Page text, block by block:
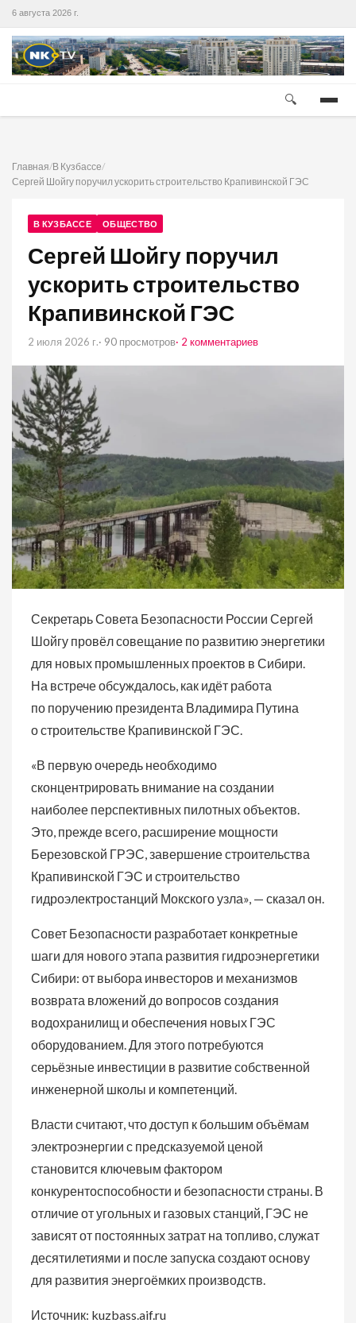
6 августа 2026 г.
🔍
Главная/В Кузбассе/
Сергей Шойгу поручил ускорить строительство Крапивинской ГЭС
В КУЗБАССЕ ОБЩЕСТВО
Сергей Шойгу поручил
ускорить строительство
Крапивинской ГЭС
2 июля 2026 г.· 90 просмотров· 2 комментариев
Секретарь Совета Безопасности России Сергей
Шойгу провёл совещание по развитию энергетики
для новых промышленных проектов в Сибири.
На встрече обсуждалось, как идёт работа
по поручению президента Владимира Путина
о строительстве Крапивинской ГЭС.
«В первую очередь необходимо
сконцентрировать внимание на создании
наиболее перспективных пилотных объектов.
Это, прежде всего, расширение мощности
Березовской ГРЭС, завершение строительства
Крапивинской ГЭС и строительство
гидроэлектростанций Мокского узла», — сказал он.
Совет Безопасности разработает конкретные
шаги для нового этапа развития гидроэнергетики
Сибири: от выбора инвесторов и механизмов
возврата вложений до вопросов создания
водохранилищ и обеспечения новых ГЭС
оборудованием. Для этого потребуются
серьёзные инвестиции в развитие собственной
инженерной школы и компетенций.
Власти считают, что доступ к большим объёмам
электроэнергии с предсказуемой ценой
становится ключевым фактором
конкурентоспособности и безопасности страны. В
отличие от угольных и газовых станций, ГЭС не
зависят от постоянных затрат на топливо, служат
десятилетиями и после запуска создают основу
для развития энергоёмких производств.
Источник: kuzbass.aif.ru